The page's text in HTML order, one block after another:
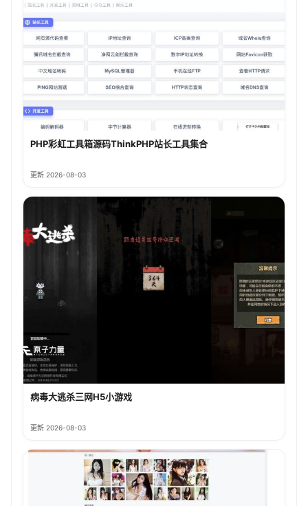
PHP彩虹工具箱源码ThinkPHP站长工具集合
更新 2026-08-03
病毒大逃杀三网H5小游戏
更新 2026-08-03